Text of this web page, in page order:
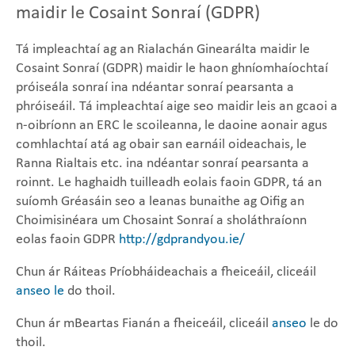
maidir le Cosaint Sonraí (GDPR)
Tá impleachtaí ag an Rialachán Ginearálta maidir le
Cosaint Sonraí (GDPR) maidir le haon ghníomhaíochtaí
próiseála sonraí ina ndéantar sonraí pearsanta a
phróiseáil. Tá impleachtaí aige seo maidir leis an gcaoi a
n-oibríonn an ERC le scoileanna, le daoine aonair agus
comhlachtaí atá ag obair san earnáil oideachais, le
Ranna Rialtais etc. ina ndéantar sonraí pearsanta a
roinnt. Le haghaidh tuilleadh eolais faoin GDPR, tá an
suíomh Gréasáin seo a leanas bunaithe ag Oifig an
Choimisinéara um Chosaint Sonraí a sholáthraíonn
eolas faoin GDPR http://gdprandyou.ie/
Chun ár Ráiteas Príobháideachais a fheiceáil, cliceáil
anseo le do thoil.
Chun ár mBeartas Fianán a fheiceáil, cliceáil anseo le do
thoil.